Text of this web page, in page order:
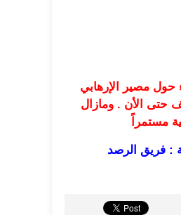
حول مصير الإرهابي
حتى الأن . ومازال
مستمراً
: فريق الرصد